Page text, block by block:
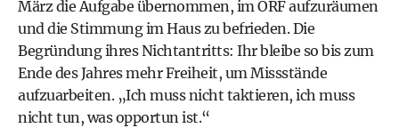
März die Aufgabe übernommen, im ORF aufzuräumen
und die Stimmung im Haus zu befrieden. Die
Begründung ihres Nichtantritts: Ihr bleibe so bis zum
Ende des Jahres mehr Freiheit, um Missstände
aufzuarbeiten. „Ich muss nicht taktieren, ich muss
nicht tun, was opportun ist.“